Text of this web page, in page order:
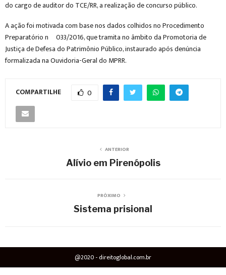
do cargo de auditor do TCE/RR, a realização de concurso público.
A ação foi motivada com base nos dados colhidos no Procedimento
Preparatório nº 033/2016, que tramita no âmbito da Promotoria de
Justiça de Defesa do Patrimônio Público, instaurado após denúncia
formalizada na Ouvidoria-Geral do MPRR.
COMPARTILHE 0
ANTERIOR
Alívio em Pirenópolis
PRÓXIMO
Sistema prisional
@2020 - direitoglobal.com.br